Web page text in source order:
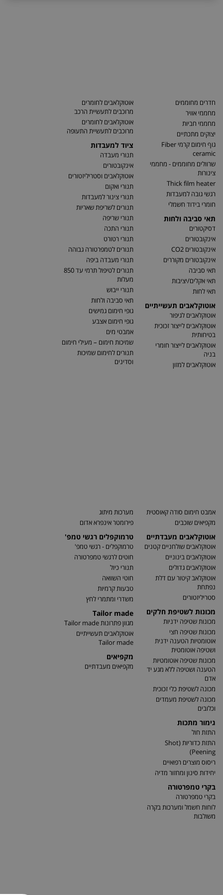
חדרים מחוממים
מחממי אוויר
מחממי חביות
יצוקים מתכתיים
גוף חימום קרמי Fiber
ceramic
שרוולים מחוממים - מחממי
צינורות
Thick film heater
רגשי גובה למעבדות
חומרי בידוד חשמלי
תאי סביבה ולחות
דסיקטורים
אינקובטורים
אינקובטורים CO2
אינקובטורים מקוררים
תאי סביבה
תאי אקלים/יציבות
תאי לחות
אוטוקלאבים תעשייתיים
אוטוקלאבים לגיפור
אוטוקלאבים לייצור זכוכית
בטיחותית
אוטוקלאבים לייצור חומרי
בניה
אוטוקלאבים למזון
אוטוקלאבים לחומרים
מרוכבים לתעשיית הרכב
אוטוקלאבים לחומרים
מרוכבים לתעשיית התעופה
ציוד למעבדות
תנורי מעבדה
אינקובטורים
אוטוקלאבים וסטריליזטורים
תנורי ואקום
תנורי צינור למעבדות
תנורים לשריפת שאריות
תנורי שריפה
תנורי התכה
תנורי רטורט
תנורים לטמפרטורה גבוהה
תנורי מעבדה ביפה
תנורים לטיפול תרמי עד 850
מעלות
תנורי ייבוש
תאי סביבה ולחות
גופי חימום גמישים
גופי חימום אצבע
אמבטי מים
שמיכות חימום – מעילי חימום
תנורים לחימום שמיכות
וסדינים
אמבט חימום סודה קאוסטית
מקפיאים שוכבים
אוטוקלאבים מעבדתיים
אוטוקלאבים שולחניים קטנים
אוטוקלאבים בינוניים
אוטוקלאבים גדולים
אוטוקלאב קיטור עם דלת
נפתחת
סטריליזטורים
מכונות לשטיפת חלקים
מכונות שטיפה ידניות
מכונות שטיפה חצי
אוטומטיות הטענה ידנית
ושטיפה אוטומטית
מכונות שטיפה אוטומטיות
הטענה ושטיפה ללא מגע יד
אדם
מכונה לשטיפת כלי זכוכית
מכונה לשטיפת מעמדים
וכלובים
גימור מתכות
התזת חול
התזת כדוריות (Shot
Peening)
ריסוס מוצרים רפואיים
יחידות סינון ומחזור מדיה
בקרי טמפרטורה
בקרי טמפרטורה
לוחות חשמל ומערכות בקרה
משולבות
מערכות מיתוג
פירומטר אינפרא אדום
טרמוקפלים רגשי טמפ'
טרמוקפלים - רגשי טמפ'
חוטים לרגשי טמפרטורה
תנורי כיול
חוטי השוואה
טבעות קרמיות
משדרי ומתמרי לחץ
Tailor made
מגוון פתרונות Tailor made
אוטוקלאבים תעשייתיים
Tailor made
מקפיאים
מקפיאים מעבדתיים